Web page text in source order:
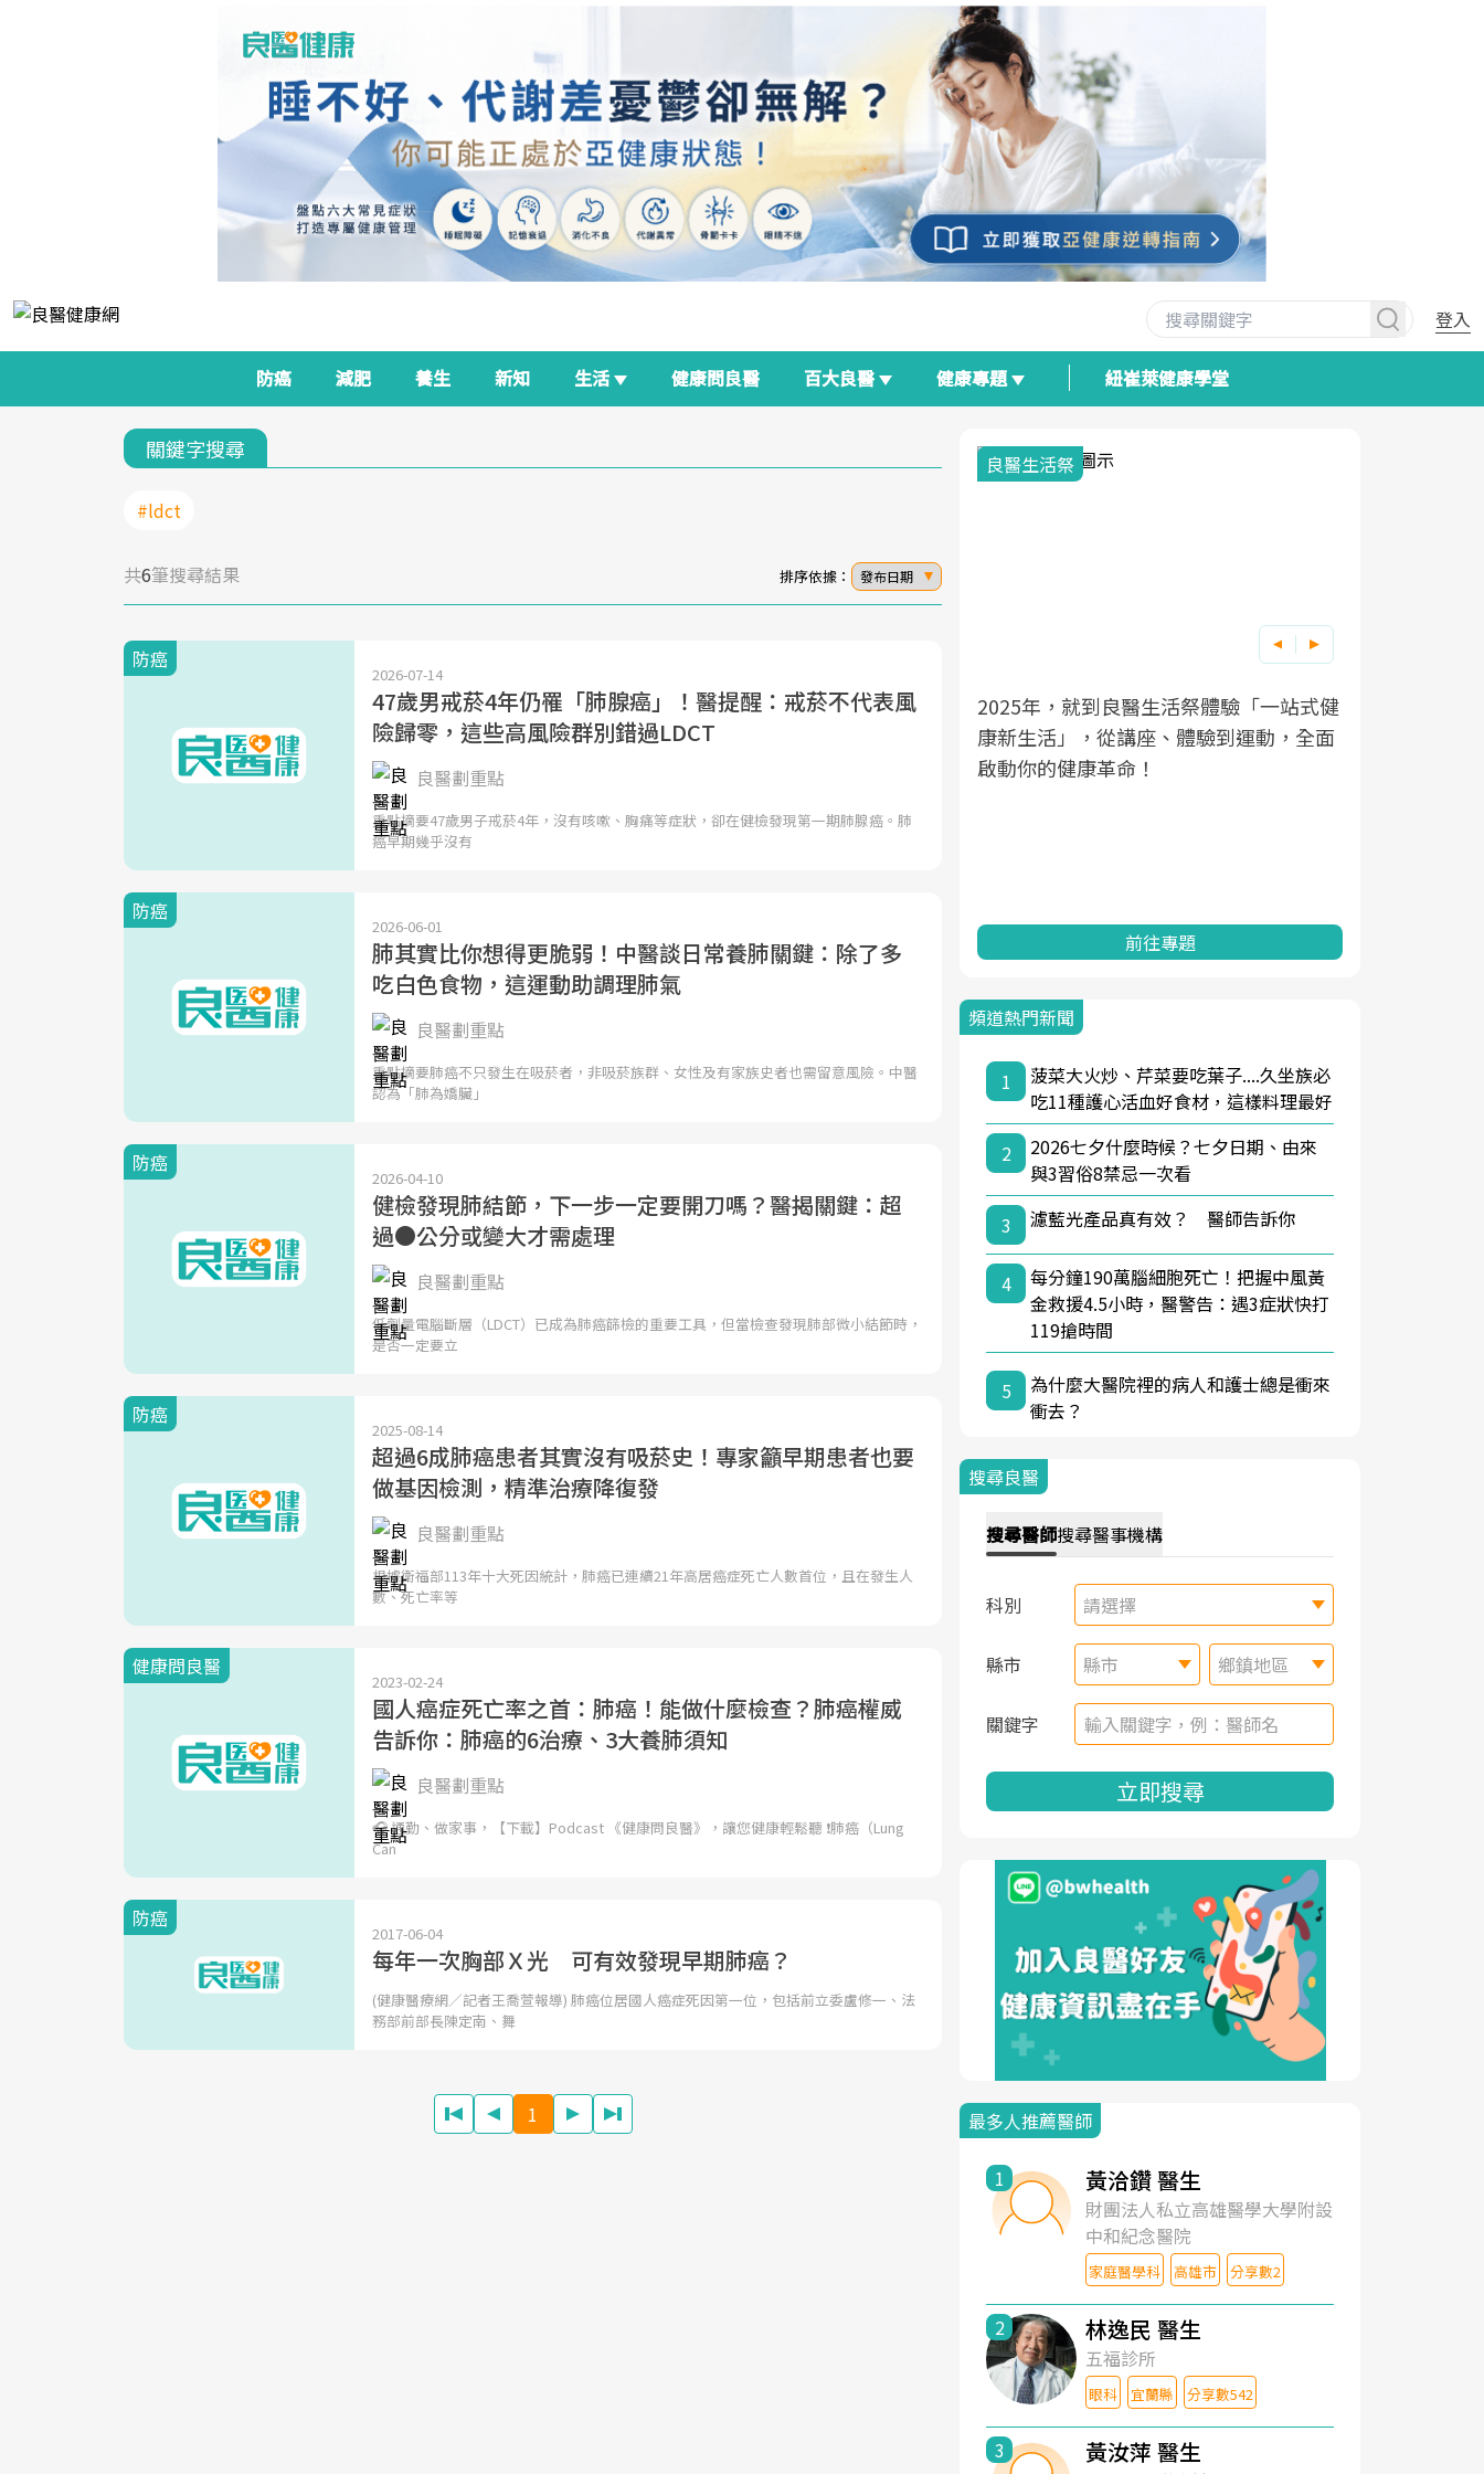
登入
防癌 減肥 養生 新知 生活 健康問良醫 百大良醫 健康專題 紐崔萊健康學堂
關鍵字搜尋
#ldct
共6筆搜尋結果 排序依據： 發布日期
防癌
2026-07-14
47歲男戒菸4年仍罹「肺腺癌」！醫提醒：戒菸不代表風
險歸零，這些高風險群別錯過LDCT
良醫劃重點
重點摘要47歲男子戒菸4年，沒有咳嗽、胸痛等症狀，卻在健檢發現第一期肺腺癌。肺
癌早期幾乎沒有
防癌
2026-06-01
肺其實比你想得更脆弱！中醫談日常養肺關鍵：除了多
吃白色食物，這運動助調理肺氣
良醫劃重點
重點摘要肺癌不只發生在吸菸者，非吸菸族群、女性及有家族史者也需留意風險。中醫
認為「肺為嬌臟」
防癌
2026-04-10
健檢發現肺結節，下一步一定要開刀嗎？醫揭關鍵：超
過●公分或變大才需處理
良醫劃重點
低劑量電腦斷層（LDCT）已成為肺癌篩檢的重要工具，但當檢查發現肺部微小結節時，
是否一定要立
防癌
2025-08-14
超過6成肺癌患者其實沒有吸菸史！專家籲早期患者也要
做基因檢測，精準治療降復發
良醫劃重點
根據衛福部113年十大死因統計，肺癌已連續21年高居癌症死亡人數首位，且在發生人
數、死亡率等
健康問良醫
2023-02-24
國人癌症死亡率之首：肺癌！能做什麼檢查？肺癌權威
告訴你：肺癌的6治療、3大養肺須知
良醫劃重點
🎧 通勤、做家事，【下載】Podcast 《健康問良醫》，讓您健康輕鬆聽 ❗肺癌（Lung
Can
防癌
2017-06-04
每年一次胸部Ｘ光 可有效發現早期肺癌？
(健康醫療網／記者王喬萱報導) 肺癌位居國人癌症死因第一位，包括前立委盧修一、法
務部前部長陳定南、舞
1
面對超高齡社會的浪潮，台灣正在快速邁
向「健康照護」的新時代。隨著國家政策
心議題。然而，健檢不只是醫療院所的服
前往專題
良醫生活祭
2025年，就到良醫生活祭體驗「一站式健
康新生活」，從講座、體驗到運動，全面
前往專題
我與健康韌性的距離
良醫健康網從「換季的身體變化」出發，
透過醫學觀點與日常感受的對話，建立對
亞健康的認知，進而引導實際的改善行
前往專題
頻道熱門新聞
1
菠菜大火炒、芹菜要吃葉子....久坐族必
吃11種護心活血好食材，這樣料理最好
2
2026七夕什麼時候？七夕日期、由來
與3習俗8禁忌一次看
3
濾藍光產品真有效？ 醫師告訴你
4
每分鐘190萬腦細胞死亡！把握中風黃
金救援4.5小時，醫警告：遇3症狀快打
119搶時間
5
為什麼大醫院裡的病人和護士總是衝來
衝去？
搜尋良醫
搜尋醫師搜尋醫事機構
科別 請選擇
縣市 縣市 鄉鎮地區
關鍵字
立即搜尋
最多人推薦醫師
1 黃洽鑽 醫生
財團法人私立高雄醫學大學附設
中和紀念醫院
家庭醫學科 高雄市 分享數2
2 林逸民 醫生
五福診所
眼科 宜蘭縣 分享數542
3 黃汝萍 醫生